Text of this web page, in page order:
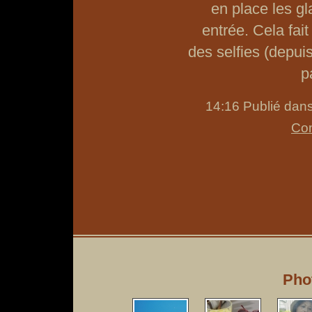
en place les
entrée. Cela
des selfies
14:16 Publié